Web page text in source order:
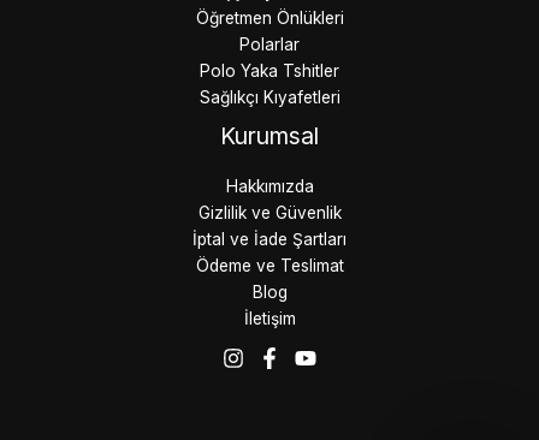
Öğretmen Önlükleri
Polarlar
Polo Yaka Tshitler
Sağlıkçı Kıyafetleri
Kurumsal
Hakkımızda
Gizlilik ve Güvenlik
İptal ve İade Şartları
Ödeme ve Teslimat
Blog
İletişim